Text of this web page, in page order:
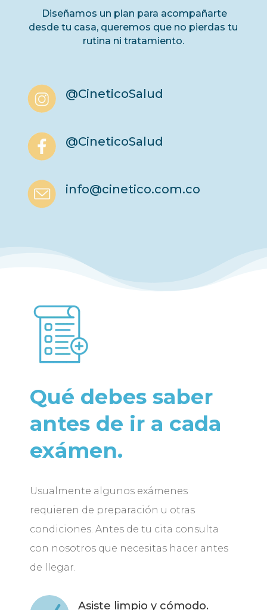
Diseñamos un plan para acompañarte
desde tu casa, queremos que no pierdas tu
rutina ni tratamiento.
@CineticoSalud
@CineticoSalud
info@cinetico.com.co
Qué debes saber
antes de ir a cada
exámen.
Usualmente algunos exámenes
requieren de preparación u otras
condiciones. Antes de tu cita consulta
con nosotros que necesitas hacer antes
de llegar.
Asiste limpio y cómodo.